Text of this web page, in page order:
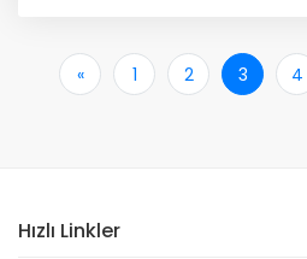
«İlk 1 2 3 4
Hızlı Linkler